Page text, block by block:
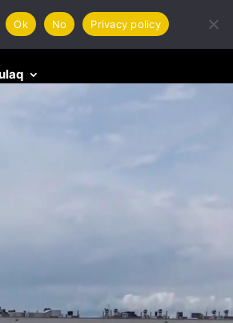
Ok No Privacy policy